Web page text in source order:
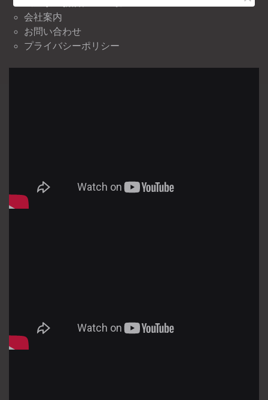
会社案内
お問い合わせ
プライバシーポリシー